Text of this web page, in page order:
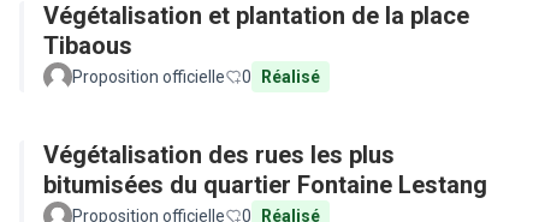
Végétalisation et plantation de la place
Tibaous
Proposition officielle 0 Réalisé
Végétalisation des rues les plus
bitumisées du quartier Fontaine Lestang
Proposition officielle 0 Réalisé